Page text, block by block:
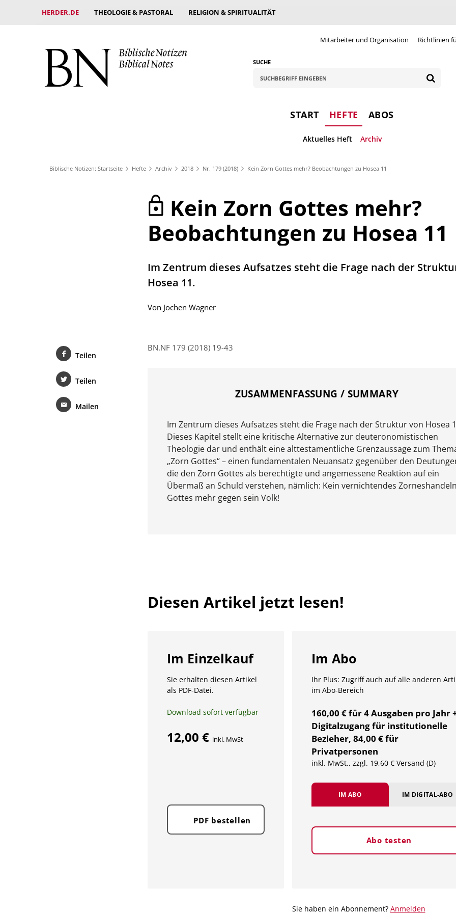
HERDER.DE THEOLOGIE & PASTORAL RELIGION & SPIRITUALITÄT
Mitarbeiter und Organisation Richtlinien
SUCHE
START HEFTE ABOS
Aktuelles Heft Archiv
Biblische Notizen: Startseite Hefte Archiv 2018 Nr. 179 (2018) Kein Zorn Gottes mehr? Beobachtungen zu Hosea 11
Kein Zorn Gottes mehr?
Beobachtungen zu Hosea 11
Im Zentrum dieses Aufsatzes steht die Frage nach der
Hosea 11.
Von Jochen Wagner
BN.NF 179 (2018) 19-43
ZUSAMMENFASSUNG / SUMMARY
Im Zentrum dieses Aufsatzes steht die Frage nach der Struktur von Hosea
Dieses Kapitel stellt eine kritische Alternative zur deuteronomistischen
Theologie dar und enthält eine alttestamentliche Grenzaussage zum
„Zorn Gottes“ – einen fundamentalen Neuansatz gegenüber den
die den Zorn Gottes als berechtigte und angemessene Reaktion auf ein
Übermaß an Schuld verstehen, nämlich: Kein vernichtendes
Gottes mehr gegen sein Volk!
Diesen Artikel jetzt lesen!
Im Einzelkauf
Sie erhalten diesen Artikel
als PDF-Datei.
Download sofort verfügbar
12,00 € inkl. MwSt
PDF bestellen
Im Abo
Ihr Plus: Zugriff auch auf alle anderen
im Abo-Bereich
160,00 € für 4 Ausgaben pro Jahr
Digitalzugang für institutionelle
Bezieher, 84,00 € für
Privatpersonen
inkl. MwSt., zzgl. 19,60 € Versand (D)
IM ABO IM DIGITAL-ABO
Abo testen
Sie haben ein Abonnement? Anmelden
Teilen
Teilen
Mailen